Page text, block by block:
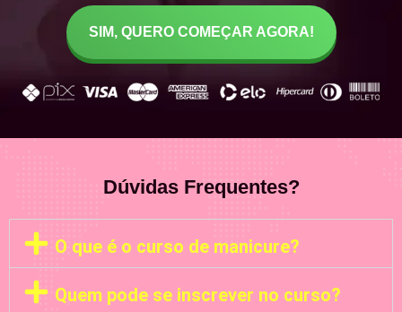
SIM, QUERO COMEÇAR AGORA!
Dúvidas Frequentes?
O que é o curso de manicure?
Quem pode se inscrever no curso?